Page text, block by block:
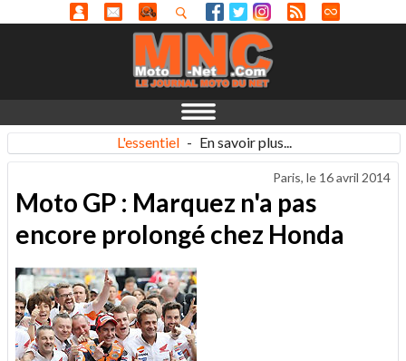
L'essentiel - En savoir plus...
Paris, le 16 avril 2014
Moto GP : Marquez n'a pas
encore prolongé chez Honda